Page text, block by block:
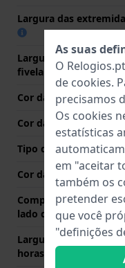
Largura das
Largura da bracelete
fivela
Cor da bracelete
Cor das costuras
Tipo de Fecho
Cor da fivela
Comprimento de
lado das 12 horas
Largura de banda
horas (mm)
As suas
O
de cookies.
precisamos
Os cookies
estatísticas
em "aceitar
também os
pretender
que você
"definições